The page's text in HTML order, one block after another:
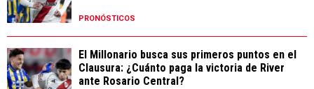
PRONÓSTICOS
El Millonario busca sus primeros puntos en el
Clausura: ¿Cuánto paga la victoria de River
ante Rosario Central?